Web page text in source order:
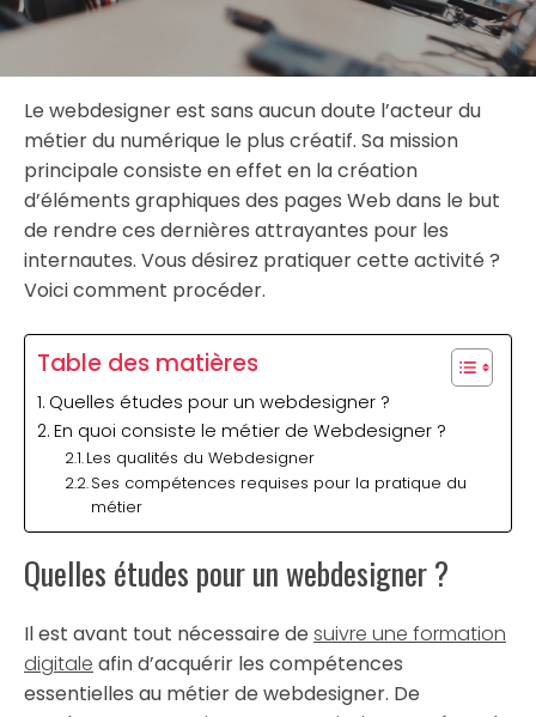
Le webdesigner est sans aucun doute l’acteur du
métier du numérique le plus créatif. Sa mission
principale consiste en effet en la création
d’éléments graphiques des pages Web dans le but
de rendre ces dernières attrayantes pour les
internautes. Vous désirez pratiquer cette activité ?
Voici comment procéder.
Table des matières
Quelles études pour un webdesigner ?
En quoi consiste le métier de Webdesigner ?
Les qualités du Webdesigner
Ses compétences requises pour la pratique du
métier
Quelles études pour un webdesigner ?
Il est avant tout nécessaire de suivre une formation
digitale afin d’acquérir les compétences
essentielles au métier de webdesigner. De